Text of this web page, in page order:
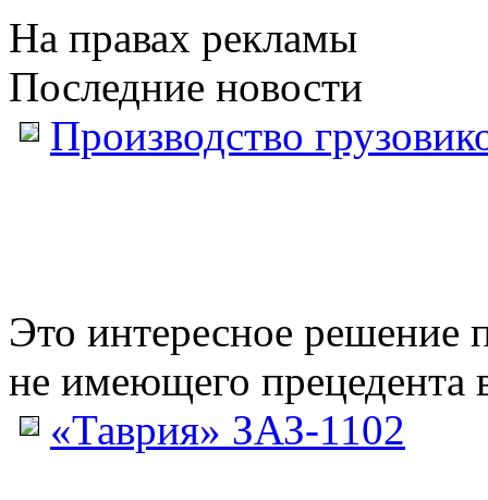
На правах рекламы
Последние новости
Производство
Это интересное решение
не имеющего прецедента
«Таврия» ЗАЗ-1102